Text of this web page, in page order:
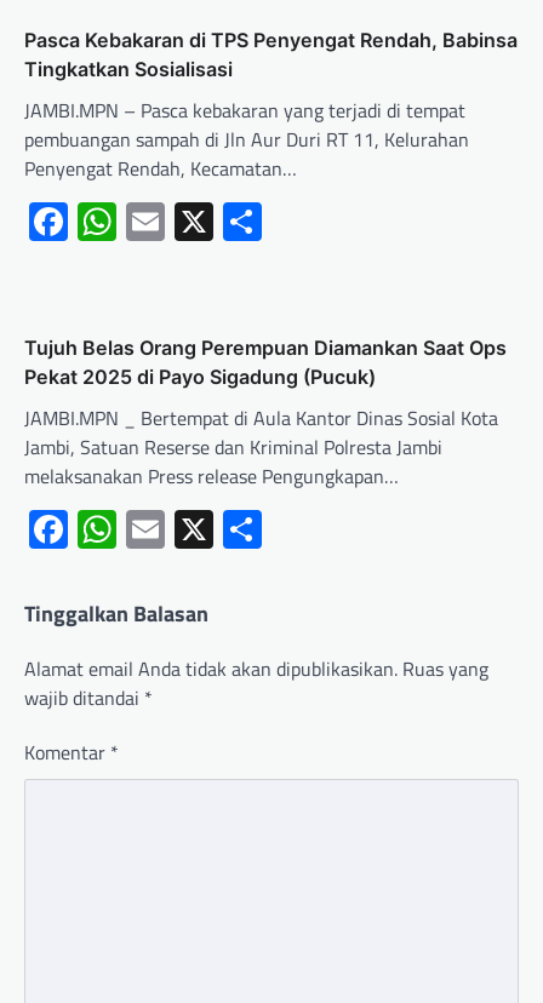
Pasca Kebakaran di TPS Penyengat Rendah, Babinsa
Tingkatkan Sosialisasi
JAMBI.MPN – Pasca kebakaran yang terjadi di tempat
pembuangan sampah di Jln Aur Duri RT 11, Kelurahan
Penyengat Rendah, Kecamatan…
Facebook
WhatsApp
Email
X
Tujuh Belas Orang Perempuan Diamankan Saat Ops
Pekat 2025 di Payo Sigadung (Pucuk)
JAMBI.MPN _ Bertempat di Aula Kantor Dinas Sosial Kota
Jambi, Satuan Reserse dan Kriminal Polresta Jambi
melaksanakan Press release Pengungkapan…
Facebook
WhatsApp
Email
X
Tinggalkan Balasan
Alamat email Anda tidak akan dipublikasikan. Ruas yang
wajib ditandai *
Komentar *